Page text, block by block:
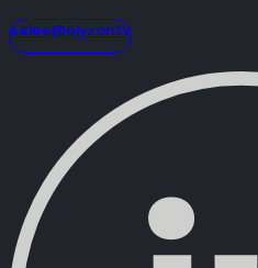
sales@olyzon.tv